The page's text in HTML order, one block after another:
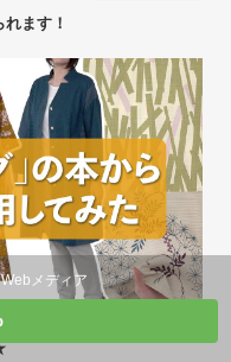
ます！
メディア